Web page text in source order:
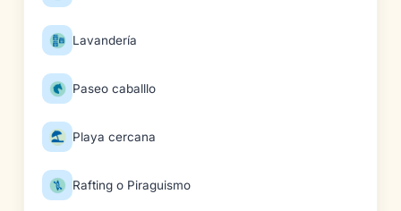
Lavandería
Paseo caballlo
Playa cercana
Rafting o Piraguismo